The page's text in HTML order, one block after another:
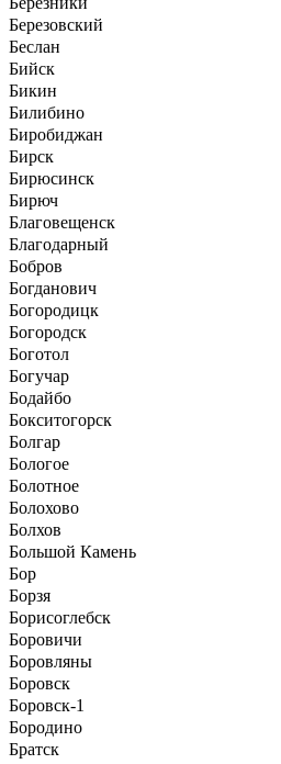
Березовский
Беслан
Бийск
Бикин
Билибино
Биробиджан
Бирск
Бирюсинск
Бирюч
Благовещенск
Благодарный
Бобров
Богданович
Богородицк
Богородск
Боготол
Богучар
Бодайбо
Бокситогорск
Болгар
Бологое
Болотное
Болохово
Болхов
Большой Камень
Бор
Борзя
Борисоглебск
Боровичи
Боровляны
Боровск
Боровск-1
Бородино
Братск